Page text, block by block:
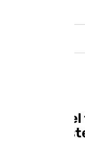
afectado
durante